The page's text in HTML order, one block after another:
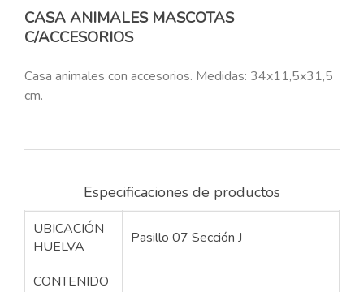
CASA ANIMALES MASCOTAS
C/ACCESORIOS
Casa animales con accesorios. Medidas: 34x11,5x31,5
cm.
Especificaciones de productos
UBICACIÓN
HUELVA
Pasillo 07 Sección J
CONTENIDO